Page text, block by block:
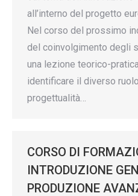
all’interno del progetto
Nel corso del prossimo
del coinvolgimento degli
una lezione teorico-
identificare il diverso
progettualità…
CORSO DI
INTRODUZIONE
PRODUZIONE